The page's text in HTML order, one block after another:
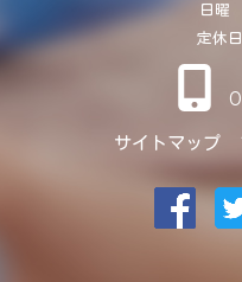
日曜
定休
サイトマップ